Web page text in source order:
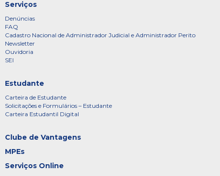
Serviços
Denúncias
FAQ
Cadastro Nacional de Administrador Judicial e Administrador Perito
Newsletter
Ouvidoria
SEI
Estudante
Carteira de Estudante
Solicitações e Formulários – Estudante
Carteira Estudantil Digital
Clube de Vantagens
MPEs
Serviços Online